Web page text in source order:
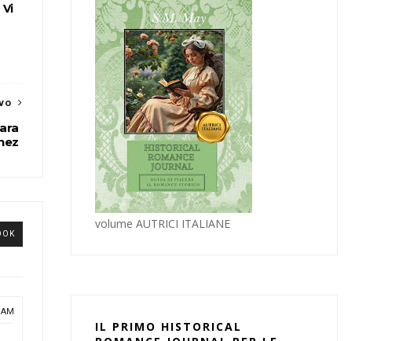
volume AUTRICI ITALIANE
IL PRIMO HISTORICAL